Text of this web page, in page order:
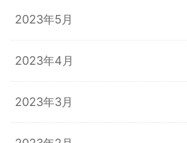
2023年5月
2023年4月
2023年3月